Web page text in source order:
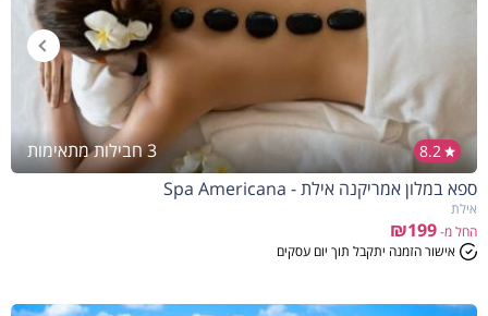
8.2
3 חבילות מתאימות
ספא במלון אמריקנה אילת - Spa Americana
אילת
החל מ-₪199
אישור הזמנה יתקבל תוך יום עסקים